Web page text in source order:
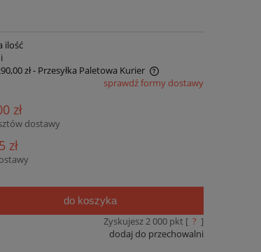
ilość
zł- Przesyłka Paletowa Kurier
sprawdź formy dostawy
zł
dostawy
zł
do koszyka
Zyskujesz2 000pkt [ ? ]
dodaj do przechowalni